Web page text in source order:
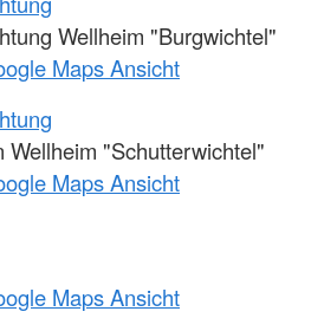
Wellheim "Burgwichtel"
Maps Ansicht
Wellheim "Schutterwichtel"
Maps Ansicht
Maps Ansicht